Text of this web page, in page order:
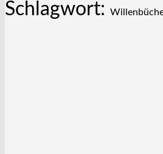
Schlagwort: